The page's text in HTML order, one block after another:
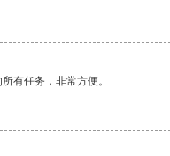
有任务，非常方便。